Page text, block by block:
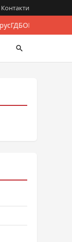
Контакти
ГДБОП разби